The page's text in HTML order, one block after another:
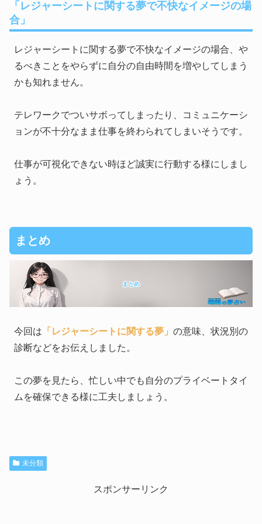
「レジャーシートに関する夢で不快なイメージの場
合」
レジャーシートに関する夢で不快なイメージの場合、や
るべきことをやらずに自分の自由時間を増やしてしまう
かも知れません。
テレワークでついサボってしまったり、コミュニケーシ
ョンが不十分なまま仕事を終わられてしまいそうです。
仕事が可視化できない時ほど誠実に行動する様にしまし
ょう。
まとめ
まとめ
今回は 「レジャーシートに関する夢」 の意味、状況別の
診断などをお伝えしました。
この夢を見たら、忙しい中でも自分のプライベートタイ
ムを確保できる様に工夫しましょう。
未分類
スポンサーリンク